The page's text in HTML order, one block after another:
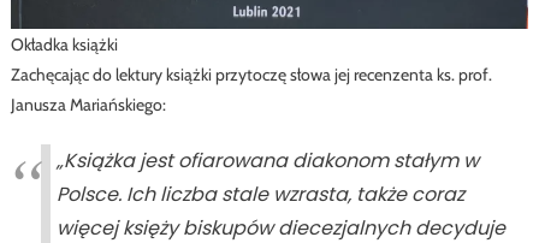
Okładka książki
Zachęcając do lektury książki przytoczę słowa jej recenzenta ks. prof.
Janusza Mariańskiego:
„Książka jest ofiarowana diakonom stałym w
Polsce. Ich liczba stale wzrasta, także coraz
więcej księży biskupów diecezjalnych decyduje